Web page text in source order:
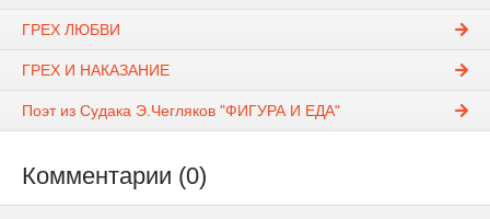
ГРЕХ ЛЮБВИ
ГРЕХ И НАКАЗАНИЕ
Поэт из Судака Э.Чегляков "ФИГУРА И ЕДА"
Комментарии (0)